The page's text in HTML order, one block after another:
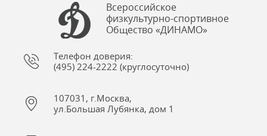
Всероссийское
физкультурно-спортивное
Общество «ДИНАМО»
Телефон доверия:
(495) 224-2222 (круглосуточно)
107031, г.Москва,
ул.Большая Лубянка, дом 1